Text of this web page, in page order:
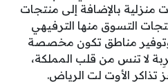
منزلية بالإضافة إلى منتجات
التسوق منها الترفيهي
مناطق تكون مخصصة
لا تنس من قلب المملكة،
الأوت لت الرياض.